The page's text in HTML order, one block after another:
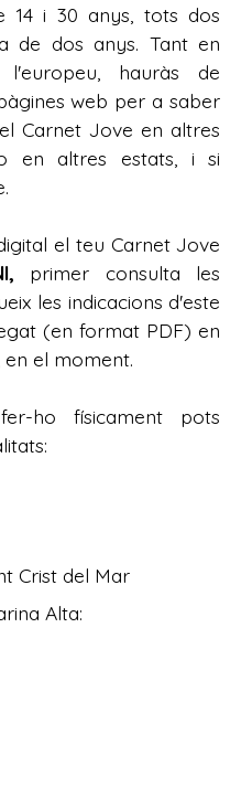
14 i 30 anys, tots dos
de dos anys. Tant en
hauràs de
web per a saber
Carnet Jove en altres
en altres estats, i si
el teu Carnet Jove
primer consulta les
les indicacions d'este
(en format PDF) en
el moment.
ho físicament pots
Crist del Mar
Alta: